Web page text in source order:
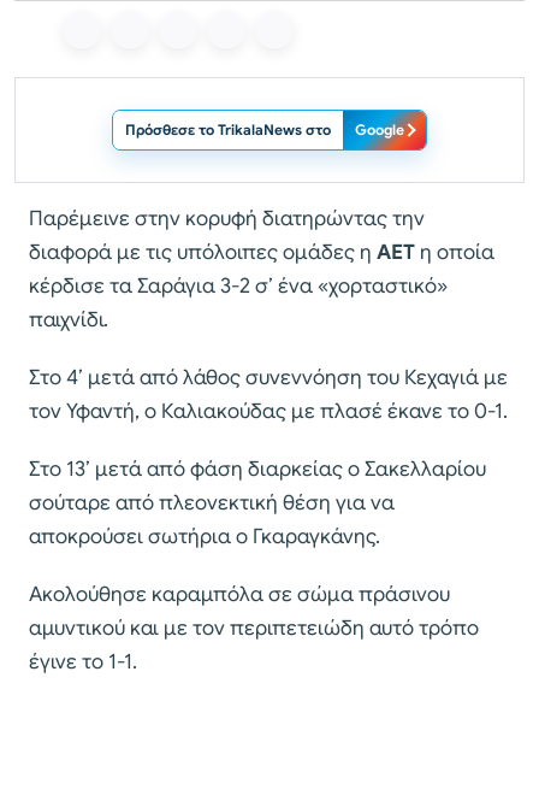
Πρόσθεσε το TrikalaNews στο Google
Παρέμεινε στην κορυφή διατηρώντας την
διαφορά με τις υπόλοιπες ομάδες η ΑΕΤ η οποία
κέρδισε τα Σαράγια 3-2 σ’ ένα «χορταστικό»
παιχνίδι.
Στο 4’ μετά από λάθος συνεννόηση του Κεχαγιά με
τον Υφαντή, ο Καλιακούδας με πλασέ έκανε το 0-1.
Στο 13’ μετά από φάση διαρκείας ο Σακελλαρίου
σούταρε από πλεονεκτική θέση για να
αποκρούσει σωτήρια ο Γκαραγκάνης.
Ακολούθησε καραμπόλα σε σώμα πράσινου
αμυντικού και με τον περιπετειώδη αυτό τρόπο
έγινε το 1-1.